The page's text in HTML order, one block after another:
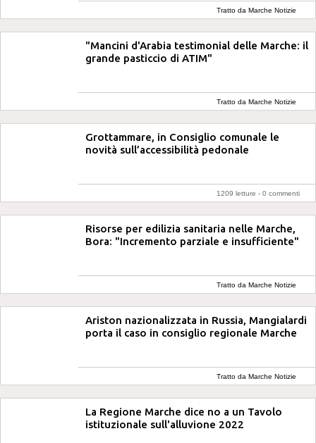
Tratto da Marche Notizie
"Mancini d'Arabia testimonial delle Marche: il
grande pasticcio di ATIM"
Tratto da Marche Notizie
Grottammare, in Consiglio comunale le
novità sull’accessibilità pedonale
1209 letture - 0 commenti
Risorse per edilizia sanitaria nelle Marche,
Bora: "Incremento parziale e insufficiente"
Tratto da Marche Notizie
Ariston nazionalizzata in Russia, Mangialardi
porta il caso in consiglio regionale Marche
Tratto da Marche Notizie
La Regione Marche dice no a un Tavolo
istituzionale sull'alluvione 2022